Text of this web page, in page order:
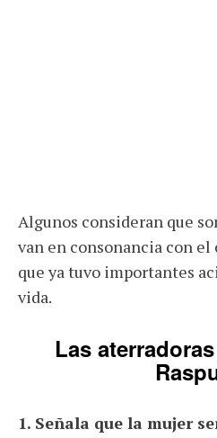
Algunos consideran que
van en consonancia con
que ya tuvo importantes
vida.
Las
1. Señala que la mujer